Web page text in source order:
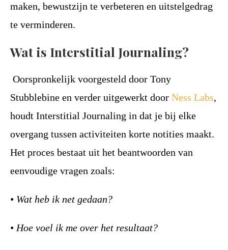
maken, bewustzijn te verbeteren en uitstelgedrag
te verminderen.
Wat is Interstitial Journaling?
Oorspronkelijk voorgesteld door Tony
Stubblebine en verder uitgewerkt door Ness Labs,
houdt Interstitial Journaling in dat je bij elke
overgang tussen activiteiten korte notities maakt.
Het proces bestaat uit het beantwoorden van
eenvoudige vragen zoals:
• Wat heb ik net gedaan?
• Hoe voel ik me over het resultaat?